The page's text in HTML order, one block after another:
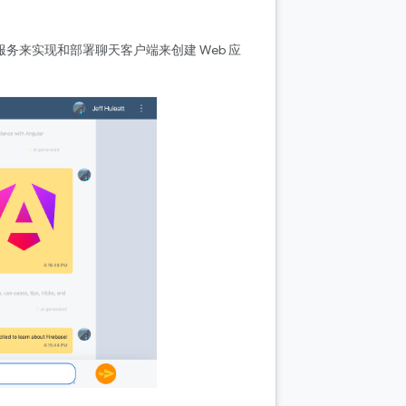
务来实现和部署聊天客户端来创建 Web 应